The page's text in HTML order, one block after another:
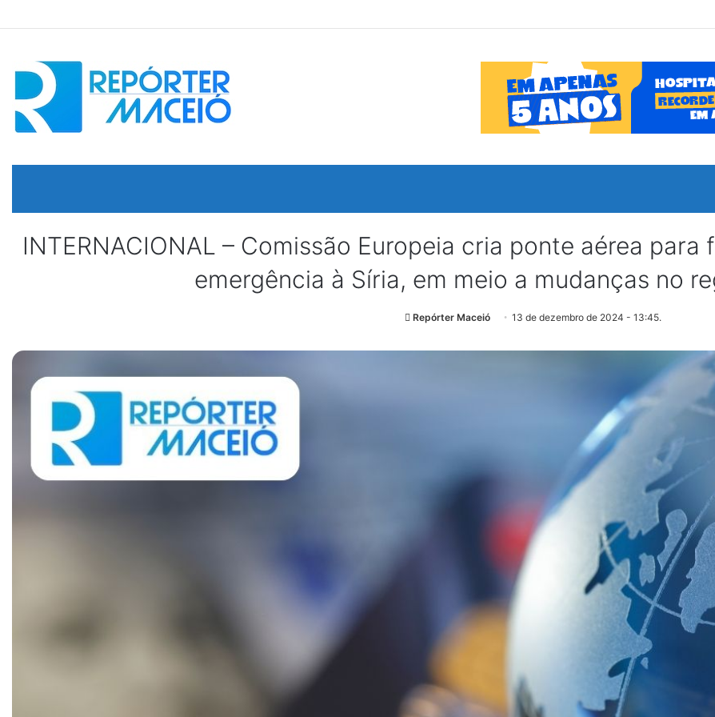
INTERNACIONAL – Comissão Europeia cria ponte aérea
emergência à Síria, em meio a mudanças no
Repórter Maceió 13 de dezembro de 2024 - 13:45.